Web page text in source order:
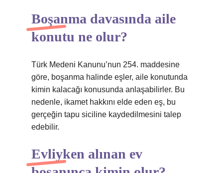
Boşanma davasında aile
konutu ne olur?
Türk Medeni Kanunu’nun 254. maddesine
göre, boşanma halinde eşler, aile konutunda
kimin kalacağı konusunda anlaşabilirler. Bu
nedenle, ikamet hakkını elde eden eş, bu
gerçeğin tapu siciline kaydedilmesini talep
edebilir.
Evliyken alınan ev